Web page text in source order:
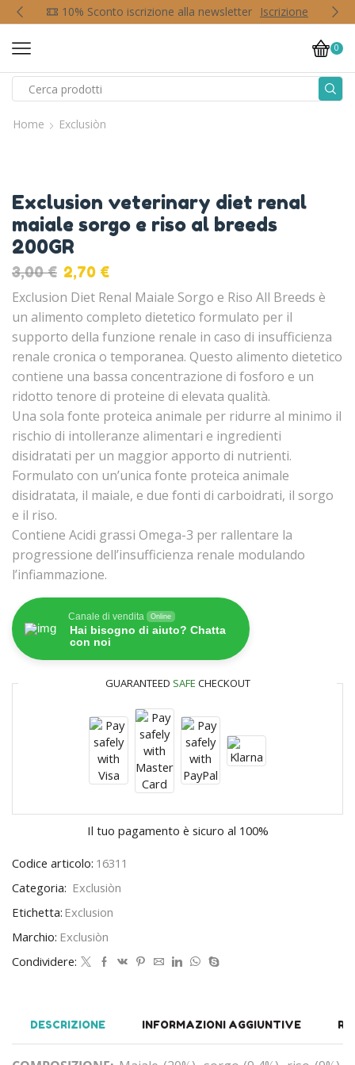
10% Sconto iscrizione alla newsletter Iscrizione
0
Home Exclusiòn
Exclusion veterinary diet renal
maiale sorgo e riso al breeds
200GR
3,00€ 2,70 €
Exclusion Diet Renal Maiale Sorgo e Riso All Breeds è
un alimento completo dietetico formulato per il
supporto della funzione renale in caso di insufficienza
renale cronica o temporanea. Questo alimento dietetico
contiene una bassa concentrazione di fosforo e un
ridotto tenore di proteine di elevata qualità.
Una sola fonte proteica animale per ridurre al minimo il
rischio di intolleranze alimentari e ingredienti
disidratati per un maggior apporto di nutrienti.
Formulato con un’unica fonte proteica animale
disidratata, il maiale, e due fonti di carboidrati, il sorgo
e il riso.
Contiene Acidi grassi Omega-3 per rallentare la
progressione dell’insufficienza renale modulando
l’infiammazione.
Canale di vendita Online
Hai bisogno di aiuto? Chatta
con noi
GUARANTEED SAFE CHECKOUT
Il tuo pagamento è sicuro al 100%
Codice articolo: 16311
Categoria: Exclusiòn
Etichetta: Exclusion
Marchio: Exclusiòn
Condividere:
DESCRIZIONE INFORMAZIONI AGGIUNTIVE